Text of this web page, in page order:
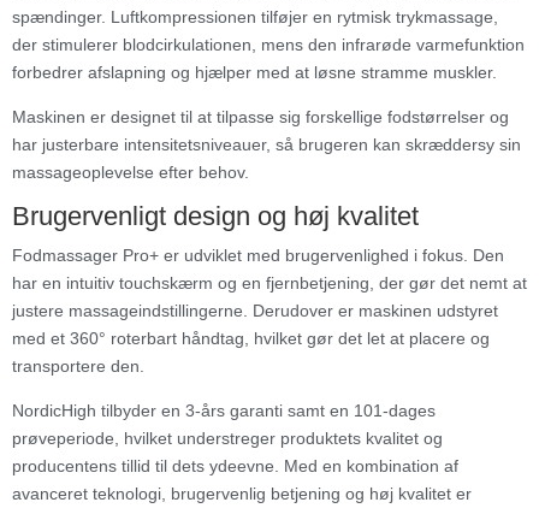
spændinger. Luftkompressionen tilføjer en rytmisk trykmassage,
der stimulerer blodcirkulationen, mens den infrarøde varmefunktion
forbedrer afslapning og hjælper med at løsne stramme muskler.
Maskinen er designet til at tilpasse sig forskellige fodstørrelser og
har justerbare intensitetsniveauer, så brugeren kan skræddersy sin
massageoplevelse efter behov.
Brugervenligt design og høj kvalitet
Fodmassager Pro+ er udviklet med brugervenlighed i fokus. Den
har en intuitiv touchskærm og en fjernbetjening, der gør det nemt at
justere massageindstillingerne. Derudover er maskinen udstyret
med et 360° roterbart håndtag, hvilket gør det let at placere og
transportere den.
NordicHigh tilbyder en 3-års garanti samt en 101-dages
prøveperiode, hvilket understreger produktets kvalitet og
producentens tillid til dets ydeevne. Med en kombination af
avanceret teknologi, brugervenlig betjening og høj kvalitet er